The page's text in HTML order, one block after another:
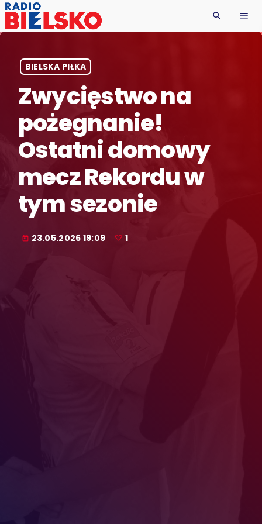
search menu
BIELSKA PIŁKA
Zwycięstwo na
pożegnanie!
Ostatni domowy
mecz Rekordu w
tym sezonie
today 23.05.2026 19:09 1